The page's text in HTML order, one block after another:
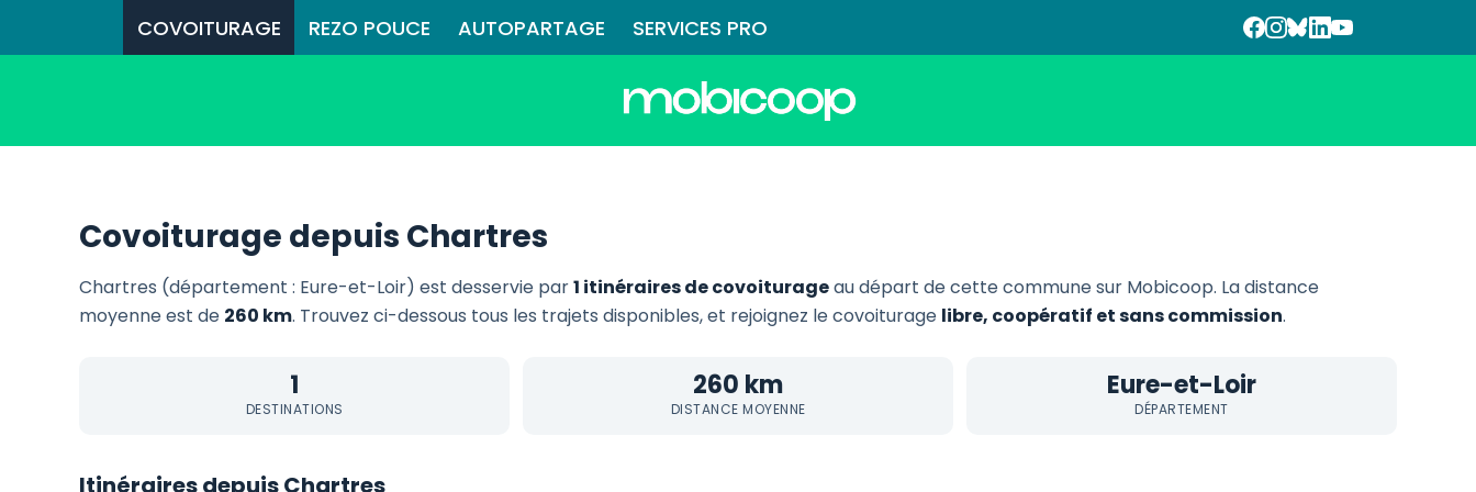
COVOITURAGE REZO POUCE AUTOPARTAGE SERVICES PRO
Covoiturage depuis Chartres
Chartres (département : Eure-et-Loir) est desservie par1 itinéraires de covoiturageau départ de cette commune sur Mobicoop. La distance
moyenne est de 260 km. Trouvez ci-dessous tous les trajets disponibles, et rejoignez le covoiturage libre, coopératif et sans commission.
1
DESTINATIONS
260 km
DISTANCE MOYENNE
Eure-et-Loir
DÉPARTEMENT
Itinéraires depuis Chartres